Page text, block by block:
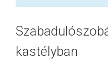
kastélyban